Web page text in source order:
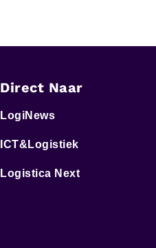
Direct Naar
LogiNews
ICT&Logistiek
Logistica Next